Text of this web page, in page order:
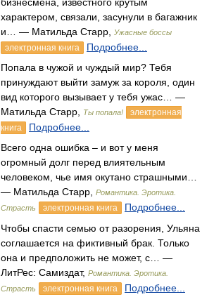
характером, связали, засунули в багажник
и… — Матильда Старр,
Ужасные боссы
электронная книга
Подробнее...
Попала в чужой и чуждый мир? Тебя
принуждают выйти замуж за короля, один
вид которого вызывает у тебя ужас… —
Матильда Старр,
Ты попала!
электронная
книга
Подробнее...
Всего одна ошибка – и вот у меня
огромный долг перед влиятельным
человеком, чье имя окутано страшными…
— Матильда Старр,
Романтика. Эротика.
Страсть
электронная книга
Подробнее...
Чтобы спасти семью от разорения, Ульяна
соглашается на фиктивный брак. Только
она и предположить не может, с… —
ЛитРес: Самиздат, Романтика. Эротика.
Страсть
электронная книга
Подробнее...